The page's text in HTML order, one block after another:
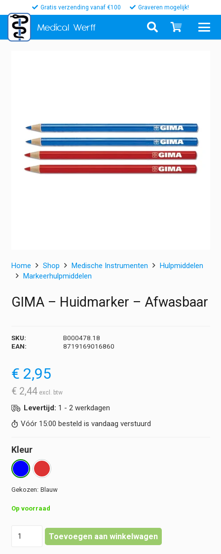
Gratis verzending vanaf €100 Graveren mogelijk!
Medical Werff
Home Shop Medische Instrumenten
Hulpmiddelen
Markeerhulpmiddelen
GIMA – Huidmarker – Afwasbaar
SKU:
B000478.18
EAN:
8719169016860
€ 2,95
€ 2,44
Levertijd: 1 - 2 werkdagen
Vóór 15:00 besteld is vandaag verstuurd
Kleur
Blauw
Op voorraad
Toevoegen aan winkelwagen